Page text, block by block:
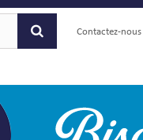
Contactez-nous